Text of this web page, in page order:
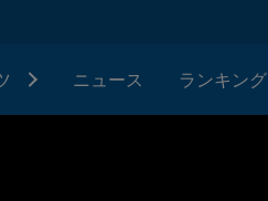
ニュース ランキング